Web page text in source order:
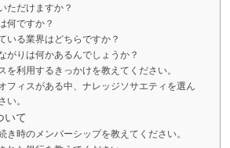
ただけますか？
何ですか？
いる業界はどちらですか？
がりは何かあるんでしょうか？
を利用するきっかけを教えてください。
フィスがある中、ナレッジソサエティを選ん
い。
いて
き時のメンバーシップを教えてください。